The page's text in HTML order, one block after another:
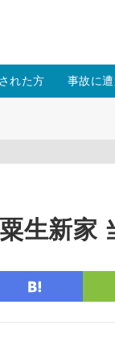
れた方 事故に
生新家